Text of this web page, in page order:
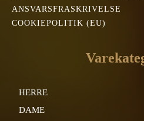
ANSVARSFRASKRIVELSE
COOKIEPOLITIK (EU)
HERRE
DAME